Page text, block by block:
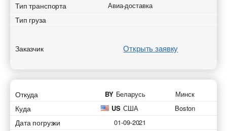
Тип транспорта Авиа-доставка
Тип груза
Заказчик Открыть заявку
Откуда BY Беларусь Минск
Куда US США Boston
Дата погрузки 01-09-2021